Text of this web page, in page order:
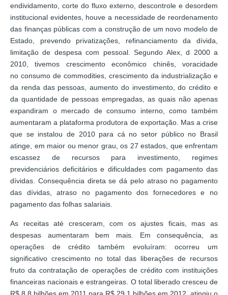
endividamento, corte do fluxo externo, descontrole e desordem
institucional evidentes, houve a necessidade de reordenamento
das finanças públicas com a construção de um novo modelo de
Estado, prevendo privatizações, refinanciamento da dívida,
limitação de despesa com pessoal. Segundo Alex, d 2000 a
2010, tivemos crescimento econômico chinês, voracidade
no consumo de commodities, crescimento da industrialização e
da renda das pessoas, aumento do investimento, do crédito e
da quantidade de pessoas empregadas, as quais não apenas
expandiram o mercado de consumo interno, como também
aumentaram a plataforma produtora de exportação. Mas a crise
que se instalou de 2010 para cá no setor público no Brasil
atinge, em maior ou menor grau, os 27 estados, que enfrentam
escassez de recursos para investimento, regimes
previdenciários deficitários e dificuldades com pagamento das
dívidas. Consequência direta se dá pelo atraso no pagamento
das dívidas, atraso no pagamento dos fornecedores e no
pagamento das folhas salariais.
As receitas até cresceram, com os ajustes ficais, mas as
despesas aumentaram bem mais. Em consequência, as
operações de crédito também evoluíram: ocorreu um
significativo crescimento no total das liberações de recursos
fruto da contratação de operações de crédito com instituições
financeiras nacionais e estrangeiras. O total liberado cresceu de